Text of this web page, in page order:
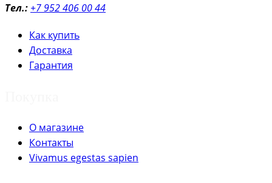
Тел.: +7 952 406 00 44
Как купить
Доставка
Гарантия
О магазине
Контакты
Vivamus egestas sapien